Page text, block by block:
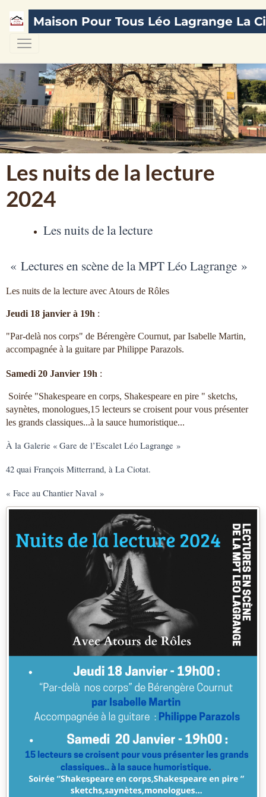
Maison Pour Tous Léo Lagrange La
Les nuits de la lecture
2024
Les nuits de la lecture
« Lectures en scène de la MPT Léo Lagrange »
Les nuits de la lecture avec Atours de Rôles
Jeudi 18 janvier à 19h :
"Par-delà nos corps" de Bérengère Cournut, par Isabelle Martin,
accompagnée à la guitare par Philippe Parazols.
Samedi 20 Janvier 19h :
Soirée "Shakespeare en corps, Shakespeare en pire " sketchs,
saynètes, monologues,15 lecteurs se croisent pour vous présenter
les grands classiques...à la sauce humoristique...
À la Galerie « Gare de l’Escalet Léo Lagrange »
42 quai François Mitterrand, à La Ciotat.
« Face au Chantier Naval »